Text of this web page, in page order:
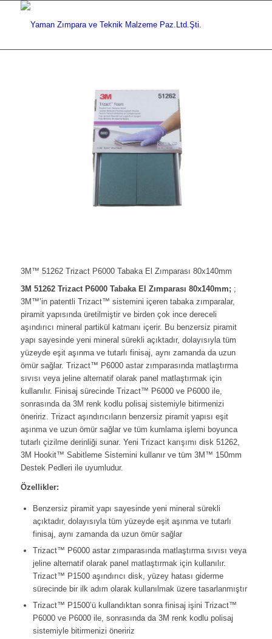
3M™ 51262 Trizact P6000 Tabaka El Zımparası 80x140mm
3M 51262 Trizact P6000 Tabaka El Zımparası 80x140mm; ;
3M™’in patentli Trizact™ sistemini içeren tabaka zımparalar,
piramit yapısında üretilmiştir ve birden çok ince dereceli
aşındırıcı mineral partikül katmanı içerir. Bu benzersiz piramit
yapı sayesinde yeni mineral sürekli açıktadır, dolayısıyla tüm
yüzeyde eşit aşınma ve tutarlı finisaj, aynı zamanda da uzun
ömür sağlar. Trizact™ P6000 astar zımparasında matlaştırma
sıvısı veya jeline alternatif olarak panel matlaştırmak için
kullanılır. Finisaj sürecinde Trizact™ P6000 ve P6000 ile,
sonrasında da 3M renk kodlu polisaj sistemiyle bitirmenizi
öneririz. Trizact aşındırıcıların benzersiz piramit yapısı eşit
aşınma ve uzun ömür sağlar ve tüm kumlama işlemi boyunca
tutarlı çizilme derinliği sunar. Yeni Trizact karışımı disk 51262,
3M Hookit™ Sabitleme Sistemini kullanır ve tüm 3M™ 150mm
Destek Pedleri ile uyumludur.
Özellikler:
Benzersiz piramit yapı sayesinde yeni mineral sürekli
açıktadır, dolayısıyla tüm yüzeyde eşit aşınma ve tutarlı
finisaj, aynı zamanda da uzun ömür sağlar
Trizact™ P6000 astar zımparasında matlaştırma sıvısı veya
jeline alternatif olarak panel matlaştırmak için kullanılır.
Trizact™ P1500 aşındırıcı disk, yüzey hatası giderme
sürecinde bir ilk adım olarak kullanılmak üzere tasarlanmıştır
Trizact™ P1500’ü kullandıktan sonra finisaj işini Trizact™
P6000 ve P6000 ile, sonrasında da 3M renk kodlu polisaj
sistemiyle bitirmenizi öneririz